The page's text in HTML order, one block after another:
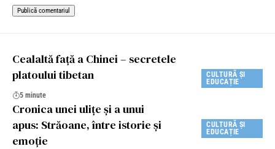
CULTURĂ ȘI
EDUCAȚIE
Cealaltă față a Chinei – secretele
platoului tibetan
5 minute
CULTURĂ ȘI
EDUCAȚIE
Cronica unei ulițe și a unui
apus: Străoane, între istorie și
emoție